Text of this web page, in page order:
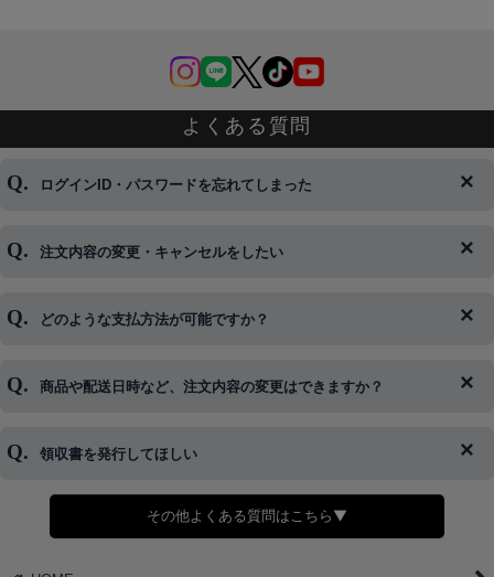
よくある質問
ログインID・パスワードを忘れてしまった
◆下記ページより、ログインIDの変更が可能です。
注文内容の変更・キャンセルをしたい
◆即日発送を行なっている関係上、午後以降のご連絡やキャンセル
※発送後、発送準備が完了しお手続きが間に合わない場合は変更、
どのような支払方法が可能ですか？
◆代金引換・クレジットカード・携帯キャリア決済・おねだり決
商品や配送日時など、注文内容の変更はできますか？
◆商品発送前の変更は承っております。
さい。
領収書を発行してほしい
◆領収書はご希望頂いた場合のみ発行しております。
【これからご注文する場合】
その他よくある質問はこちら▼